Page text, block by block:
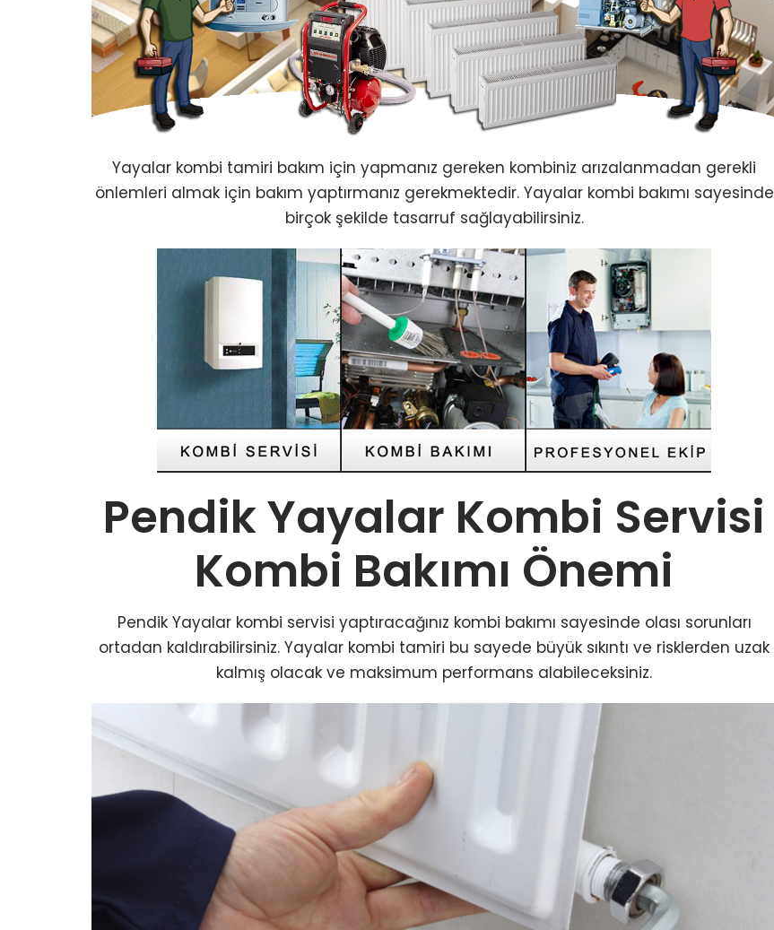
Yayalar kombi tamiri bakım için yapmanız gereken kombiniz arızalanmadan gerekli
önlemleri almak için bakım yaptırmanız gerekmektedir. Yayalar kombi bakımı sayesinde
birçok şekilde tasarruf sağlayabilirsiniz.
Pendik Yayalar Kombi Servisi
Kombi Bakımı Önemi
Pendik Yayalar kombi servisi yaptıracağınız kombi bakımı sayesinde olası sorunları
ortadan kaldırabilirsiniz. Yayalar kombi tamiri bu sayede büyük sıkıntı ve risklerden uzak
kalmış olacak ve maksimum performans alabileceksiniz.